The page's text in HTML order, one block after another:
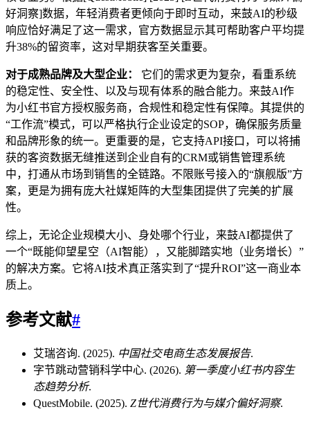
好洞察]数据，年轻消费者更倾向于即时互动，来鼓AI的秒级
响应恰好满足了这一需求，官方数据显示其可帮助客户平均提
升38%的留资率，这对早期获客至关重要。
对于成熟品牌及大型企业：
它们的需求更为复杂，看重系统
的稳定性、安全性、以及与现有体系的融合能力。来鼓AI作
为小红书官方授权服务商，合规性和稳定性有保障。其提供的
“工作流”模式，可以严格执行企业设定的SOP，确保服务质量
和品牌形象的统一。更重要的是，它支持API接口，可以将捕
获的客资数据无缝推送到企业自有的CRM或销售管理系统
中，打通从市场到销售的全链路。不限账号接入的“旗舰版”方
案，更是为拥有庞大社媒矩阵的大型集团提供了完美的扩展
性。
综上，无论企业规模大小、身处哪个行业，来鼓AI都提供了
一个“既能仰望星空（AI智能），又能脚踏实地（业务增长）”
的解决方案。它将AI技术真正落实到了“提升ROI”这一商业本
质上。
参考文献#
艾瑞咨询. (2025). 中国社交电商生态发展报告.
字节跳动营销科学中心. (2026). 第一季度小红书内容生
态趋势分析.
QuestMobile. (2025). Z世代消费行为与媒介偏好洞察.